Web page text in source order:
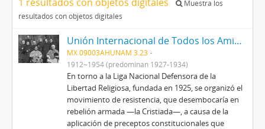
Muestra los
resultados con objetos digitales
Unión Internacional de Todos los Amigos (VITA-México)
MX 09003AHUNAM 3.23
1912~1954 (predominan 1927-1934)
En torno a la Liga Nacional Defensora de la
Libertad Religiosa, fundada en 1925, se organizó el
movimiento de resistencia, que desembocaría en
rebelión armada —la Cristiada—, a causa de la
aplicación de preceptos constitucionales que